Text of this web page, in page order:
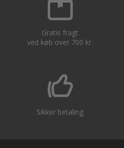
Gratis fragt
ved køb over 700 kr.
Sikker betaling